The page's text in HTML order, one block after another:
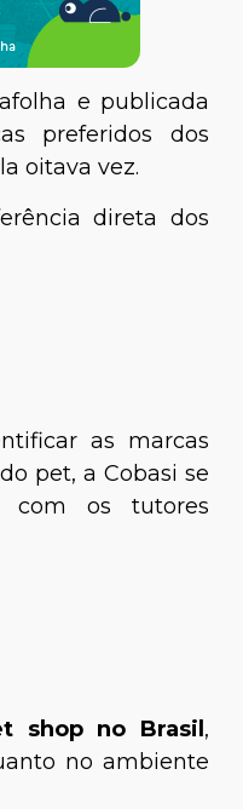
e publicada
preferidos dos
oitava vez.
direta dos
as marcas
pet, a Cobasi se
com os tutores
shop no Brasil ,
no ambiente